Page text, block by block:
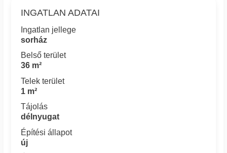
INGATLAN ADATAI
Ingatlan jellege
sorház
Belső terület
36 m²
Telek terület
1 m²
Tájolás
délnyugat
Építési állapot
új